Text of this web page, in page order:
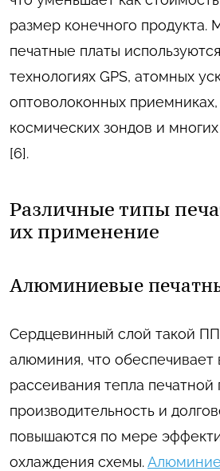
размер конечного продукта.
печатные платы
технологиях GPS, атомных
оптоволоконных
космических зондов и
[6].
Различные типы
их применение
Алюминиевые
Сердцевинный слой такой
алюминия, что обеспечивает
рассеивания тепла
производительность и
повышаются по мере
охлаждения схемы.